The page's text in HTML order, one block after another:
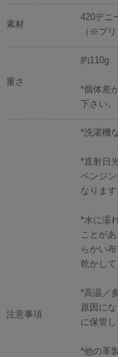
素材
420デニ
（※プ
重さ
約110g
*個体差
下さい。
注意事項
*洗濯機
*直射日
ベンジ
なりま
*水に濡
ことが
らかい
乾かして
*高温／
原因に
に保管し
*他の革